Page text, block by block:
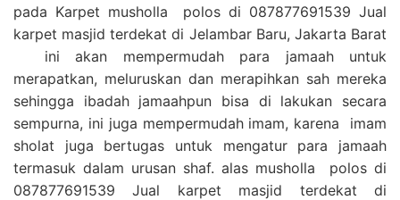
pada Karpet musholla polos di 087877691539 Jual
karpet masjid terdekat di Jelambar Baru, Jakarta Barat
ini akan mempermudah para jamaah untuk
merapatkan, meluruskan dan merapihkan sah mereka
sehingga ibadah jamaahpun bisa di lakukan secara
sempurna, ini juga mempermudah imam, karena imam
sholat juga bertugas untuk mengatur para jamaah
termasuk dalam urusan shaf. alas musholla polos di
087877691539 Jual karpet masjid terdekat di